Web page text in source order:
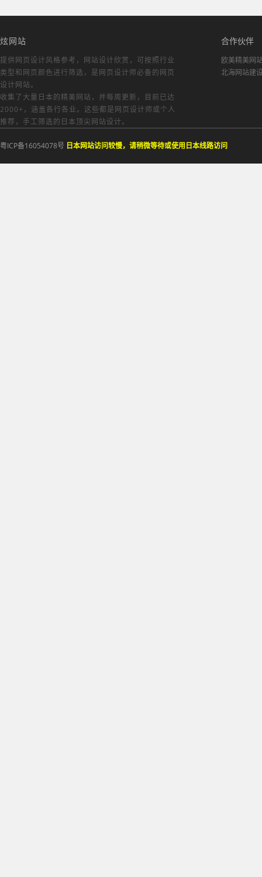
炫网站
提供网页设计风格参考， 网站设计欣赏 ，可按照行业
类型和网页颜色进行筛选，是网页设计师必备的网页
设计网站。
收集了大量日本的精美网站，并每周更新，目前已达
2000+，涵盖各行各业。这些都是网页设计师或个人
推荐，手工筛选的日本顶尖网站设计。
合作伙伴
欧美精美网
北海网站建
粤ICP备16054078号 日本网站访问较慢，请稍微等待或使用日本线路访问